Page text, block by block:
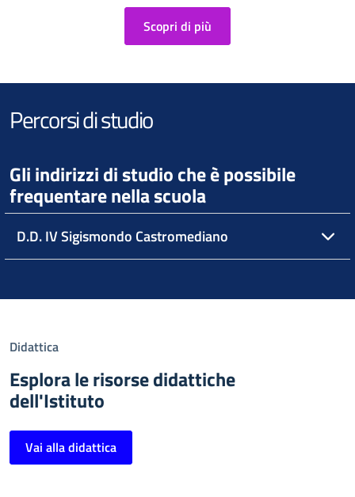
Scopri di più
Percorsi di studio
Gli indirizzi di studio che è possibile
frequentare nella scuola
D.D. IV Sigismondo Castromediano
Didattica
Esplora le risorse didattiche
dell'Istituto
Vai alla didattica